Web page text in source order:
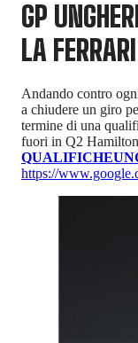
GP
LA
Andando contro
a chiudere un giro
termine di una
fuori in Q2
QUALIFICHE
https://